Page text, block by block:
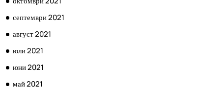
септември 2021
август 2021
юли 2021
юни 2021
май 2021